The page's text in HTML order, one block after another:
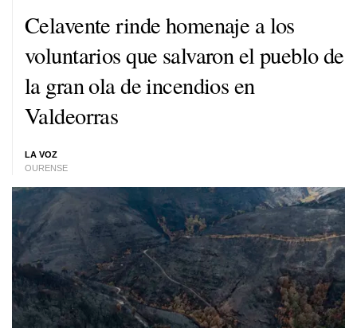
Celavente rinde homenaje a los
voluntarios que salvaron el pueblo de
la gran ola de incendios en
Valdeorras
LA VOZ
OURENSE